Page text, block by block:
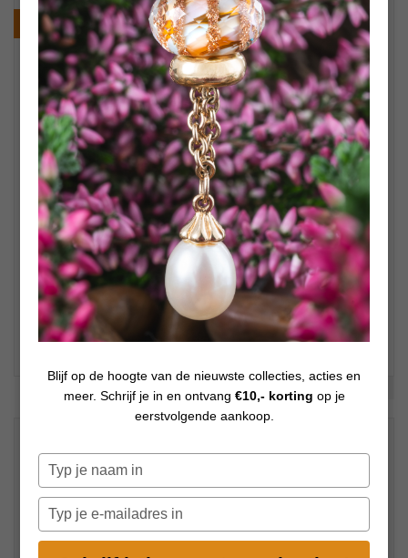
Blijf op de hoogte van de nieuwste collecties, acties en
meer. Schrijf je in en ontvang €10,- korting op je
eerstvolgende aankoop.
Typ
je
naam
Typ
je
e-
Bekijk meer foto's
NIEUW
€39,00 Op voorraad